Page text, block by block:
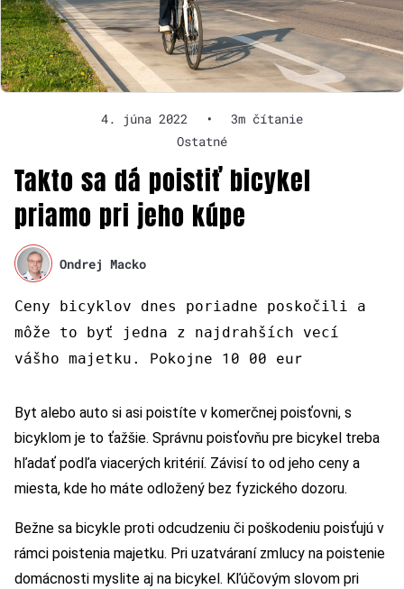
4. júna 2022 •
3m čítanie
Ostatné
Takto sa dá poistiť bicykel
priamo pri jeho kúpe
Ondrej Macko
Ceny bicyklov dnes poriadne poskočili a
môže to byť jedna z najdrahších vecí
vášho majetku. Pokojne 10 00 eur
Byt alebo auto si asi poistíte v komerčnej poisťovni, s
bicyklom je to ťažšie. Správnu poisťovňu pre bicykel treba
hľadať podľa viacerých kritérií. Závisí to od jeho ceny a
miesta, kde ho máte odložený bez fyzického dozoru.
Bežne sa bicykle proti odcudzeniu či poškodeniu poisťujú v
rámci poistenia majetku. Pri uzatváraní zmlucy na poistenie
domácnosti myslite aj na bicykel. Kľúčovým slovom pri